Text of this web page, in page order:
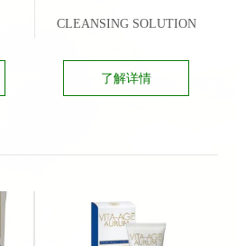
CLEANSING SOLUTION
了解详情